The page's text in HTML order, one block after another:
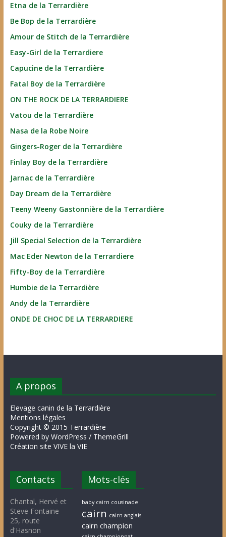
Etna de la Terrardière
Be Bop de la Terrardière
Amour de Stitch de la Terrardière
Easy-Girl de la Terrardiere
Capucine de la Terrardière
Fatal Boy de la Terrardière
ON THE ROCK DE LA TERRARDIERE
Vatou de la Terrardière
Nasa de la Robe Noire
Gingers-Roger de la Terrardière
Finlay Boy de la Terrardière
Jarnac de la Terrardière
Day Dream de la Terrardière
Teeny Weeny Gastonnière de la Terrardière
Couky de la Terrardière
Jill Special Selection de la Terrardière
Mac Eder Newton de la Terrardiere
Fifty-Boy de la Terrardière
Humbie de la Terrardière
Andy de la Terrardière
ONDE DE CHOC DE LA TERRARDIERE
A propos
Elevage canin de la Terrardière
Mentions légales
Copyright © 2015 Terrardière
Powered by WordPress / ThemeGrill
Création site VIVE la VIE
Contacts
Chantal, Hervé et
Steve Fontaine
25, route
d'Hasnon
Mots-clés
baby cairn cousinade
cairn cairn anglais
cairn champion